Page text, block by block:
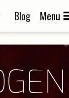
Blog Menu